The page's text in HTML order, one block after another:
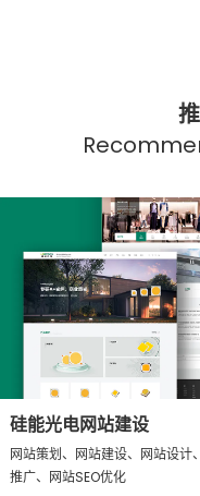
硅能光电网站建设
网站策划、网站建设、网站设计
推广、网站SEO优化